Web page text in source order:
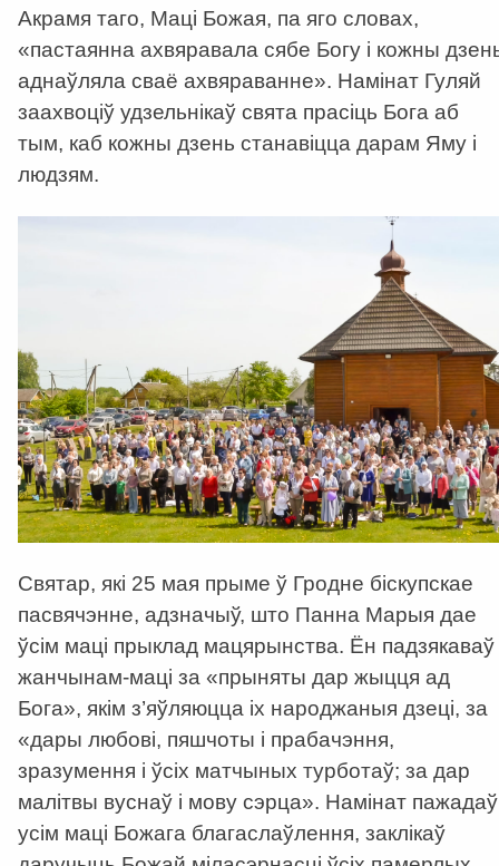
Акрамя таго, Маці Божая, па яго словах,
«пастаянна ахвяравала сябе Богу і кожны
аднаўляла сваё ахвяраванне». Намінат Гуляй
заахвоціў удзельнікаў свята прасіць Бога аб
тым, каб кожны дзень станавіцца дарам Яму і
людзям.
Святар, які 25 мая прыме ў Гродне біскупскае
пасвячэнне, адзначыў, што Панна Марыя дае
ўсім маці прыклад мацярынства. Ён падзякаваў
жанчынам-маці за «прыняты дар жыцця ад
Бога», якім з’яўляюцца іх народжаныя дзеці, за
«дары любові, пяшчоты і прабачэння,
зразумення і ўсіх матчыных турботаў; за дар
малітвы вуснаў і мову сэрца». Намінат пажадаў
усім маці Божага благаслаўлення, заклікаў